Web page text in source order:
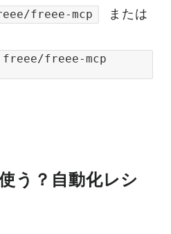
freee-mcp
または
freee-mcp
う？自動化レシ